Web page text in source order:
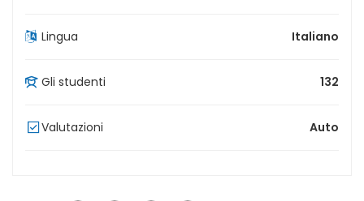
Lingua Italiano
Gli studenti 132
Valutazioni Auto